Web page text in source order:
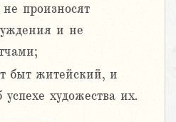
произносят
и не
быт житейский, и
художества их.